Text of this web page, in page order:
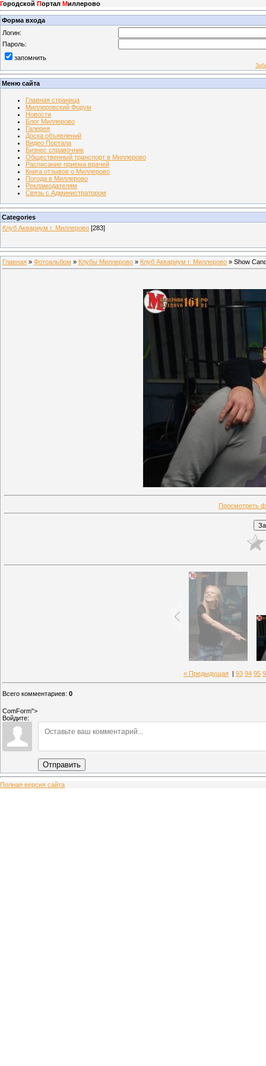
Городской Портал Миллерово
Форма входа
Логин:
Пароль:
запомнить
Меню сайта
Главная страница
Миллеровский Форум
Новости
Блог Миллерово
Галерея
Доска объявлений
Видео Портала
Бизнес справочник
Общественный транспорт в Миллерово
Расписание приема врачей
Книга отзывов о Миллерово
Погода в Миллерово
Рекламодателям
Связь с Администратором
Categories
Клуб Аквариум г. Миллерово [283]
Главная » Фотоальбом » Клубы Миллерово » Клуб Аквариум г. Миллерово » Show
Просмотреть
« Предыдущая 93 94 95
Всего комментариев: 0
ComForm">
Войдите:
Отправить
Полная версия сайта